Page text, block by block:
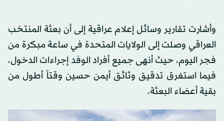
وأشارت تقارير وسائل إعلام عراقية إلى أن بعثة المنتخب
العراقي وصلت إلى الولايات المتحدة في ساعة مبكرة من
فجر اليوم، حيث أنهى جميع أفراد الوفد إجراءات الدخول،
فيما استغرق تدقيق وثائق أيمن حسين وقتاً أطول من
بقية أعضاء البعثة.